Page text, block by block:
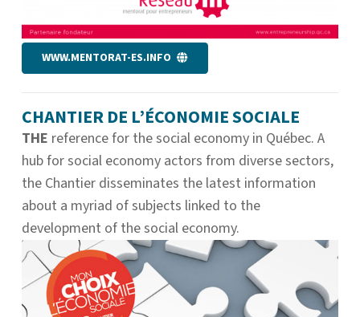
WWW.MENTORAT-ES.INFO
CHANTIER DE L’ÉCONOMIE SOCIALE
THE reference for the social economy in Québec. A
hub for social economy actors from diverse sectors,
the Chantier disseminates the latest information
about a myriad of subjects linked to the
development of the social economy.